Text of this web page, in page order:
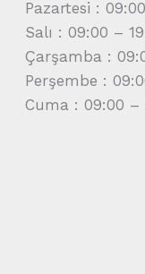
Pazartesi :
Salı : 09:00 –
Çarşamba :
Perşembe :
Cuma : 09:00 –